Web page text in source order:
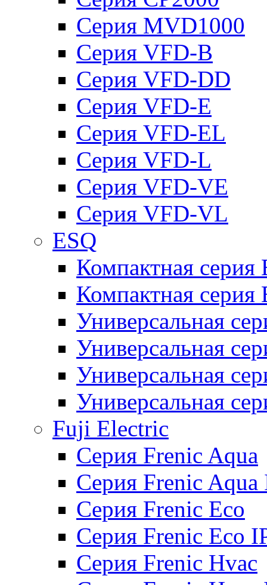
Серия MVD1000
Серия VFD-B
Серия VFD-DD
Серия VFD-E
Серия VFD-EL
Серия VFD-L
Серия VFD-VE
Серия VFD-VL
ESQ
Компактная серия
Компактная
Универсальная
Универсальная
Универсальная
Универсальная
Fuji Electric
Серия Frenic Aqua
Серия Frenic Aqua
Серия Frenic Eco
Серия Frenic Eco
Серия Frenic Hvac